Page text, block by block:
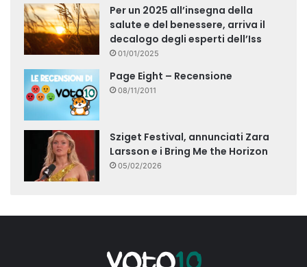
Per un 2025 all’insegna della
salute e del benessere, arriva il
decalogo degli esperti dell’Iss
01/01/2025
Page Eight – Recensione
08/11/2011
Sziget Festival, annunciati Zara
Larsson e i Bring Me the Horizon
05/02/2026